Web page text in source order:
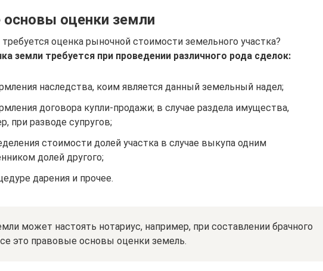
оценки земли
требуется оценка рыночной стоимости земельного участка?
земли требуется при проведении различного рода сделок:
наследства, коим является данный земельный надел;
договора купли-продажи; в случае раздела имущества,
при разводе супругов;
стоимости долей участка в случае выкупа одним
долей другого;
дарения и прочее.
может настоять нотариус, например, при составлении брачного
это правовые основы оценки земель.